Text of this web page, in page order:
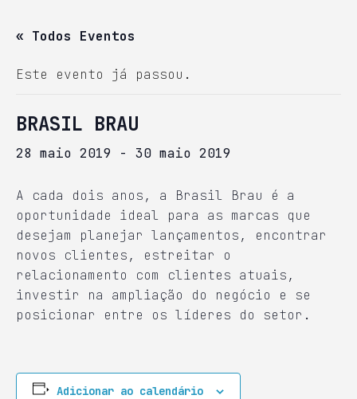
« Todos Eventos
Este evento já passou.
BRASIL BRAU
28 maio 2019 - 30 maio 2019
A cada dois anos, a Brasil Brau é a
oportunidade ideal para as marcas que
desejam planejar lançamentos, encontrar
novos clientes, estreitar o
relacionamento com clientes atuais,
investir na ampliação do negócio e se
posicionar entre os líderes do setor.
Adicionar ao calendário